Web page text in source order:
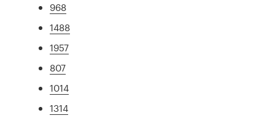
968
1488
1957
807
1014
1314